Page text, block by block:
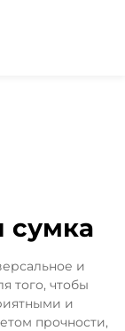
сумка
и
того, чтобы
и
прочности,